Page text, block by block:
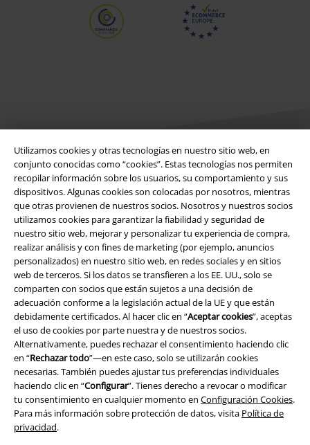
Utilizamos cookies y otras tecnologías en nuestro sitio web, en
conjunto conocidas como “cookies”. Estas tecnologías nos permiten
recopilar información sobre los usuarios, su comportamiento y sus
dispositivos. Algunas cookies son colocadas por nosotros, mientras
que otras provienen de nuestros socios. Nosotros y nuestros socios
utilizamos cookies para garantizar la fiabilidad y seguridad de
nuestro sitio web, mejorar y personalizar tu experiencia de compra,
realizar análisis y con fines de marketing (por ejemplo, anuncios
personalizados) en nuestro sitio web, en redes sociales y en sitios
web de terceros. Si los datos se transfieren a los EE. UU., solo se
comparten con socios que están sujetos a una decisión de
adecuación conforme a la legislación actual de la UE y que están
debidamente certificados. Al hacer clic en “Aceptar cookies”, aceptas
el uso de cookies por parte nuestra y de nuestros socios.
Alternativamente, puedes rechazar el consentimiento haciendo clic
en “Rechazar todo”—en este caso, solo se utilizarán cookies
necesarias. También puedes ajustar tus preferencias individuales
haciendo clic en “Configurar”. Tienes derecho a revocar o modificar
tu consentimiento en cualquier momento en Configuración Cookies.
Para más información sobre protección de datos, visita Política de
privacidad.
Legal
Términos y Condiciones
Aviso Legal
Ley protección de datos
Eliminación de residuos y protección del medioambiente
Declaración de Conformidad
Información sobre accesibilidad
Configuración Cookies
Cancelar pedido